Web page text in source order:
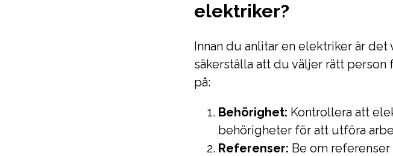
elektriker?
Innan du anlitar en elektriker är
säkerställa att du väljer rätt person
på:
Behörighet: Kontrollera att
behörigheter för att utföra
Referenser: Be om